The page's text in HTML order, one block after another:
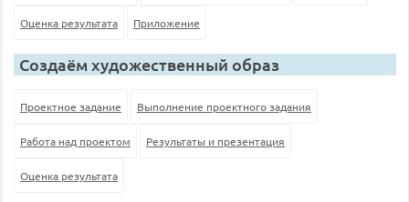
Оценка результата Приложение
Создаём художественный образ
Проектное задание Выполнение проектного задания
Работа над проектом Результаты и презентация
Оценка результата